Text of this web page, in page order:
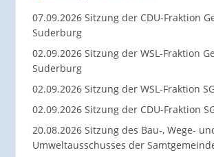
07.09.2026 Sitzung der CDU-Fraktion
Suderburg
02.09.2026 Sitzung der WSL-Fraktion
Suderburg
02.09.2026 Sitzung der WSL-Fraktion
02.09.2026 Sitzung der CDU-Fraktion
20.08.2026 Sitzung des Bau-, Wege-
Umweltausschusses der